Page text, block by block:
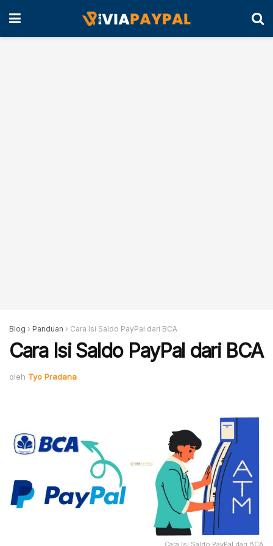
Blog › Panduan › Cara Isi Saldo PayPal dari BCA
Cara Isi Saldo PayPal dari BCA
oleh Tyo Pradana
Cara Isi Saldo PayPal dari BCA